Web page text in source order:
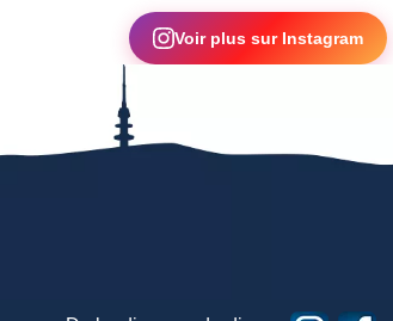
Voir plus sur Instagram